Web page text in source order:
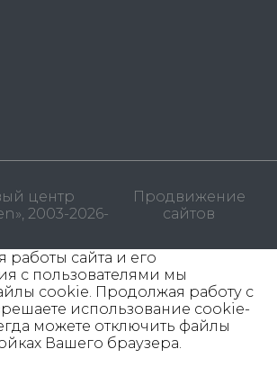
центр
2003-2026-
Продвижение
сайтов
работы сайта и его
с пользователями мы
cookie. Продолжая работу с
использование cookie-
можете отключить файлы
Вашего браузера.